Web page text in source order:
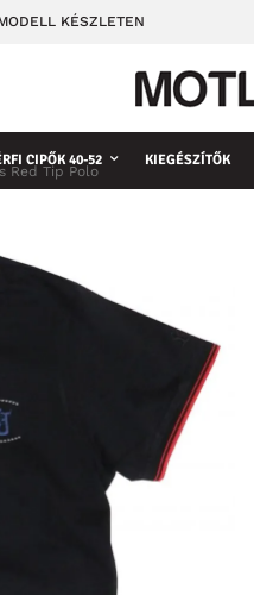
KÉSZLETEN
CIPŐK 40-52 KIEGÉSZÍTŐK
Red Tip Polo